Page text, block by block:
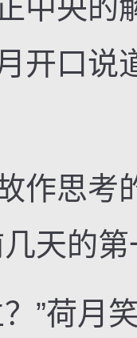
央的
开口说
思考
天的
荷月